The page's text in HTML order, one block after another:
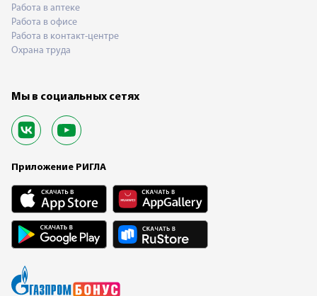
Работа в аптеке
Работа в офисе
Работа в контакт-центре
Охрана труда
Мы в социальных сетях
Приложение РИГЛА